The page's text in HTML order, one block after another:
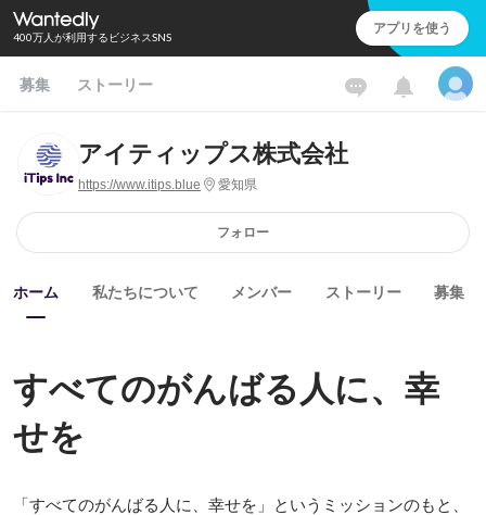
400万人が利用するビジネスSNS アプリを使う
募集 ストーリー
アイティップス株式会社
https://www.itips.blue 愛知県
フォロー
ホーム 私たちについて メンバー ストーリー 募集
すべてのがんばる人に、幸
せを
「すべてのがんばる人に、幸せを」というミッションのもと、